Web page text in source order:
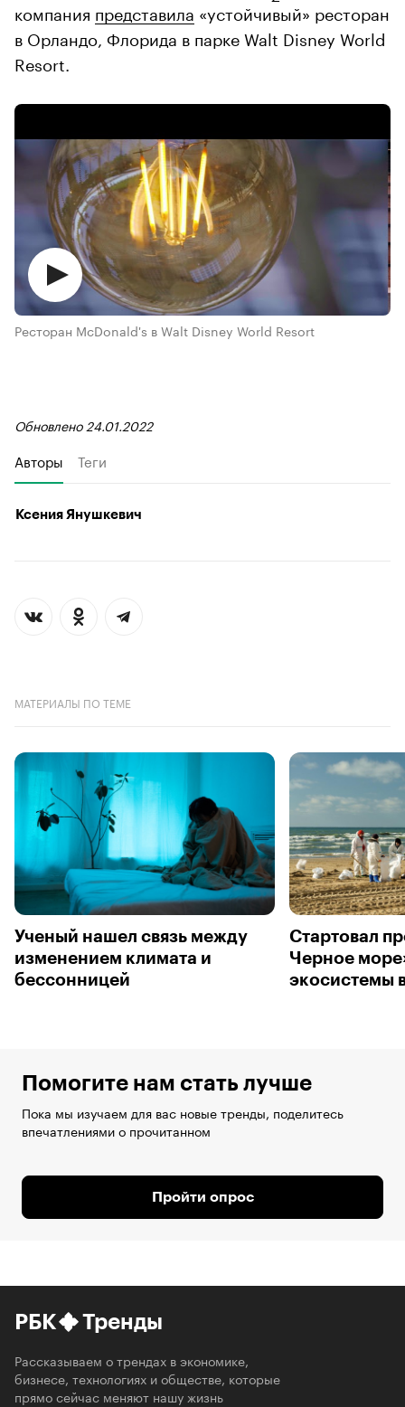
компания представила «устойчивый» ресторан
в Орландо, Флорида в парке Walt Disney World
Resort.
Ресторан McDonald's в Walt Disney World Resort
Обновлено 24.01.2022
Авторы Теги
Ксения Янушкевич
МАТЕРИАЛЫ ПО ТЕМЕ
Ученый нашел связь между
изменением климата и
бессонницей
Стартовал
Черное
экосистемы
Помогите нам стать лучше
Пока мы изучаем для вас новые тренды, поделитесь
впечатлениями о прочитанном
Пройти опрос
РБК Тренды
Рассказываем о трендах в экономике,
бизнесе, технологиях и обществе, которые
прямо сейчас меняют нашу жизнь